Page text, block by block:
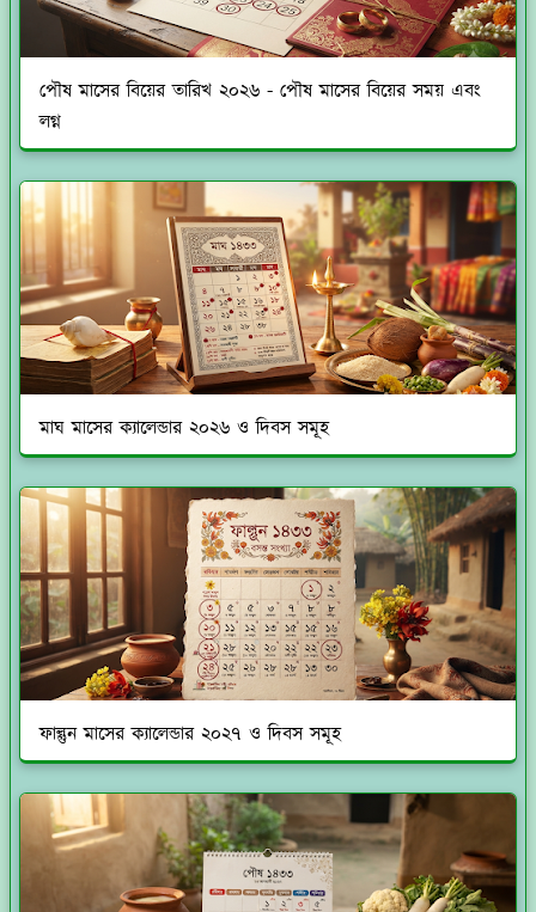
পৌষ মাসের বিয়ের তারিখ ২০২৬ - পৌষ মাসের বিয়ের সময় এবং
লগ্ন
মাঘ মাসের ক্যালেন্ডার ২০২৬ ও দিবস সমূহ
ফাল্গুন মাসের ক্যালেন্ডার ২০২৭ ও দিবস সমূহ